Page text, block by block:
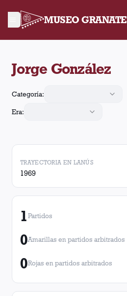
MUSEO GRANATE
Jorge González
Categoría:
Era:
TRAYECTORIA EN LANÚS
1969
1Partidos
0Amarillas en partidos arbitrados
0Rojas en partidos arbitrados